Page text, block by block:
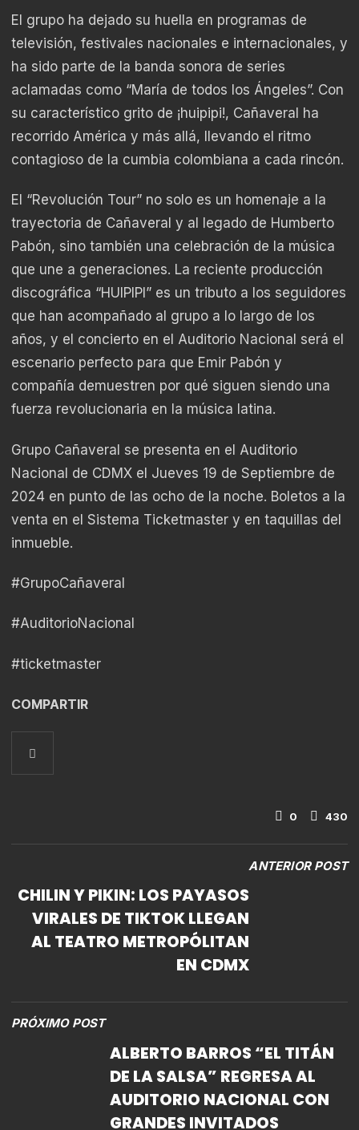
El grupo ha dejado su huella en programas de
televisión, festivales nacionales e internacionales, y
ha sido parte de la banda sonora de series
aclamadas como “María de todos los Ángeles”. Con
su característico grito de ¡huipipi!, Cañaveral ha
recorrido América y más allá, llevando el ritmo
contagioso de la cumbia colombiana a cada rincón.
El “Revolución Tour” no solo es un homenaje a la
trayectoria de Cañaveral y al legado de Humberto
Pabón, sino también una celebración de la música
que une a generaciones. La reciente producción
discográfica “HUIPIPI” es un tributo a los seguidores
que han acompañado al grupo a lo largo de los
años, y el concierto en el Auditorio Nacional será el
escenario perfecto para que Emir Pabón y
compañía demuestren por qué siguen siendo una
fuerza revolucionaria en la música latina.
Grupo Cañaveral se presenta en el Auditorio
Nacional de CDMX el Jueves 19 de Septiembre de
2024 en punto de las ocho de la noche. Boletos a la
venta en el Sistema Ticketmaster y en taquillas del
inmueble.
#GrupoCañaveral
#AuditorioNacional
#ticketmaster
COMPARTIR
0 430
ANTERIOR POST
CHILIN Y PIKIN: LOS PAYASOS
VIRALES DE TIKTOK LLEGAN
AL TEATRO METROPÓLITAN
EN CDMX
PRÓXIMO POST
ALBERTO BARROS “EL TITÁN
DE LA SALSA” REGRESA AL
AUDITORIO NACIONAL CON
GRANDES INVITADOS